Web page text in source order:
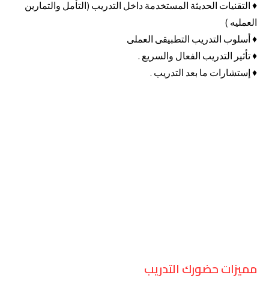
♦ التقنيات الحديثة المستخدمة داخل التدريب (التأمل والتمارين
العمليه )
♦ أسلوب التدريب التطبيقى العملى
♦ تأثير التدريب الفعال والسريع .
♦ إستشارات ما بعد التدريب .
مميزات حضورك التدريب